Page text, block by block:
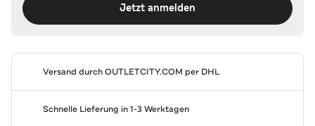
Jetzt anmelden
Versand durchOUTLETCITY.COM per DHL
Schnelle Lieferung in 1-3 Werktagen